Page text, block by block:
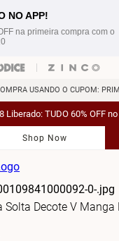
NO APP!
na primeira compra com o
USANDO O CUPOM:
Liberado: TUDO 60% OFF
Shop Now
Decote V Manga